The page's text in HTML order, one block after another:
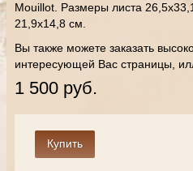
Mouillot. Размеры листа
21,9х14,8 см.
Вы также можете заказать
интересующей Вас страницы,
1 500 руб.